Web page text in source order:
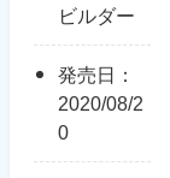
ビルダー
発売日：
2020/08/2
0